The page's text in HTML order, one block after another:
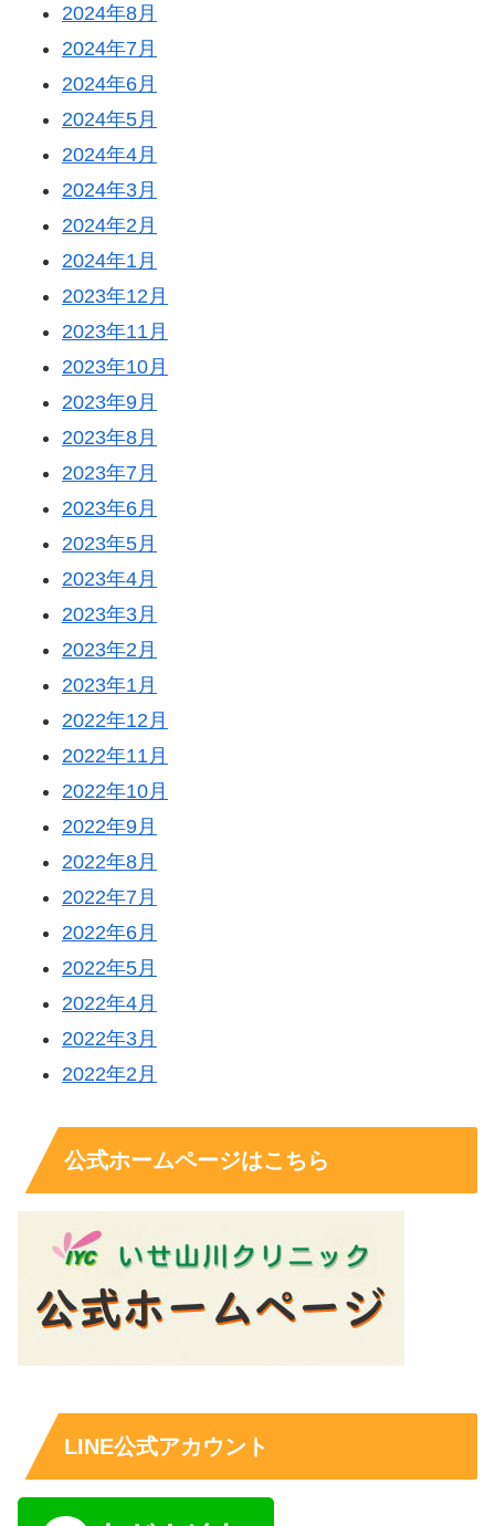
2024年8月
2024年7月
2024年6月
2024年5月
2024年4月
2024年3月
2024年2月
2024年1月
2023年12月
2023年11月
2023年10月
2023年9月
2023年8月
2023年7月
2023年6月
2023年5月
2023年4月
2023年3月
2023年2月
2023年1月
2022年12月
2022年11月
2022年10月
2022年9月
2022年8月
2022年7月
2022年6月
2022年5月
2022年4月
2022年3月
2022年2月
公式ホームページはこちら
LINE公式アカウント